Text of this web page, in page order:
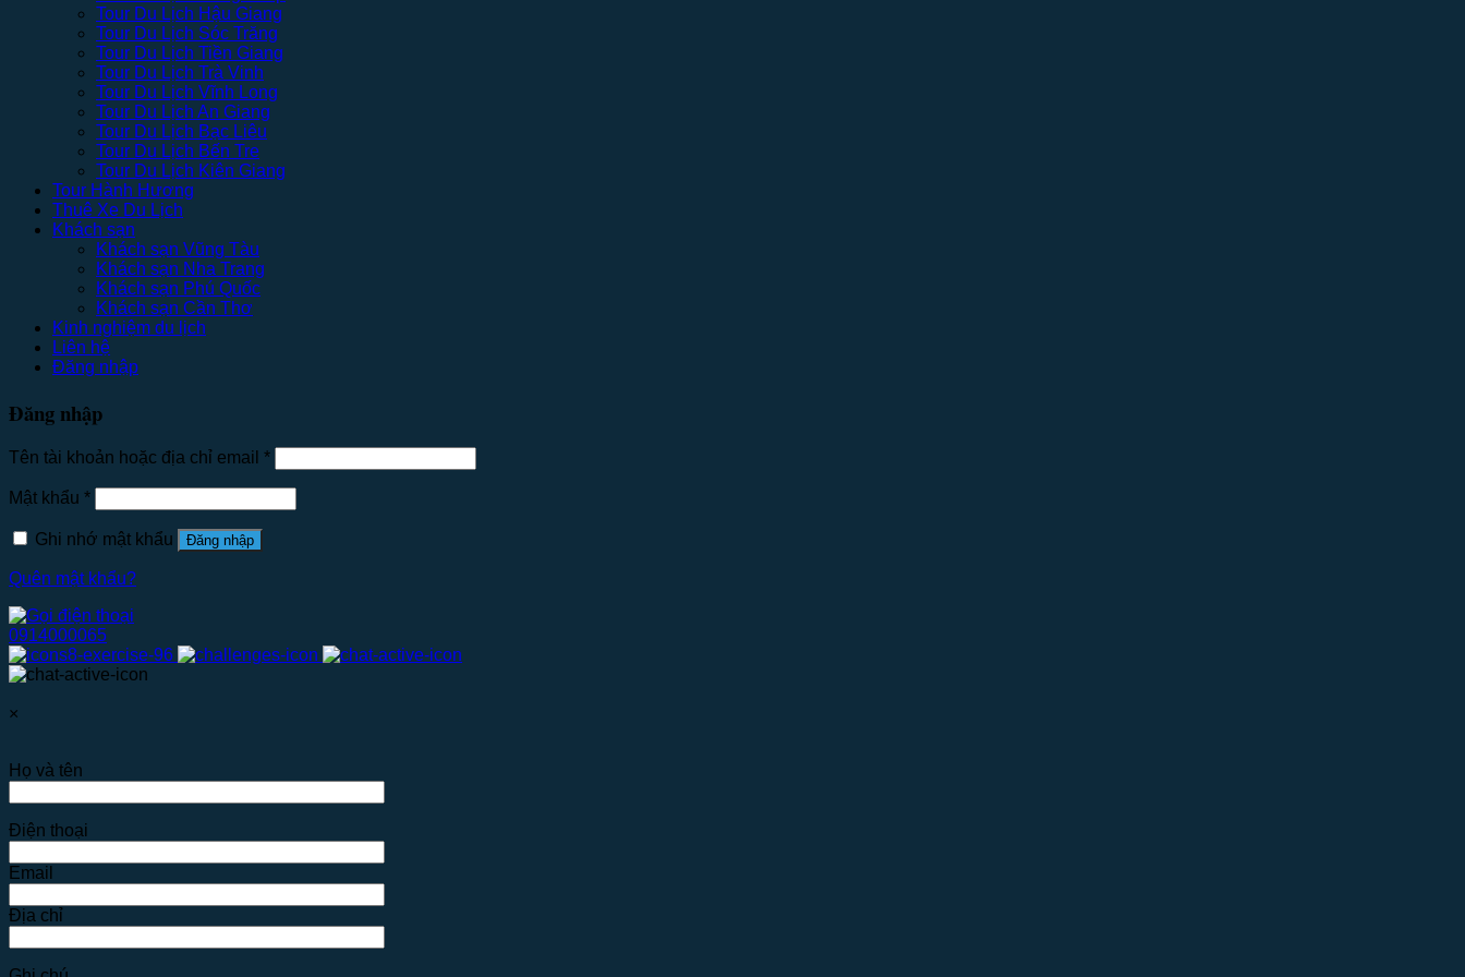
Tour Du Lịch Hậu Giang
Tour Du Lịch Sóc Trăng
Tour Du Lịch Tiền Giang
Tour Du Lịch Trà Vinh
Tour Du Lịch Vĩnh Long
Tour Du Lịch An Giang
Tour Du Lịch Bạc Liêu
Tour Du Lịch Bến Tre
Tour Du Lịch Kiên Giang
Tour Hành Hương
Thuê Xe Du Lịch
Khách sạn
Khách sạn Vũng Tàu
Khách sạn Nha Trang
Khách sạn Phú Quốc
Khách sạn Cần Thơ
Kinh nghiệm du lịch
Liên hệ
Đăng nhập
Đăng nhập
Tên tài khoản hoặc địa chỉ email *
Mật khẩu *
Ghi nhớ mật khẩu Đăng nhập
Quên mật khẩu?
0914000065
×
Họ và tên
Điện thoại
Email
Địa chỉ